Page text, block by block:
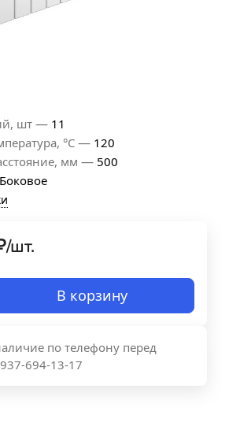
шт — 11
°С — 120
мм — 500
Боковое
/шт.
В корзину
по телефону перед
694-13-17